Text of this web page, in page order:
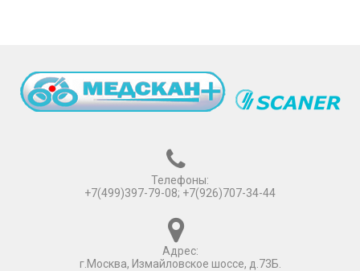
Телефоны:
+7(499)397-79-08; +7(926)707-34-44
Адрес:
г.Москва, Измайловское шоссе, д.73Б.